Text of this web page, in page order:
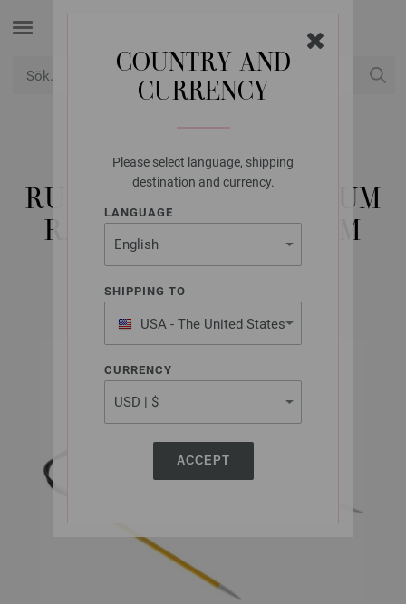
COUNTRY AND
CURRENCY
Please select language, shipping
destination and currency.
LANGUAGE
SHIPPING TO
USA - The United States
of America
CURRENCY
ACCEPT
LANA GROSSA
RUNDSTICKA ALUMINIUM
RAINBOW ST. 3,0/40CM